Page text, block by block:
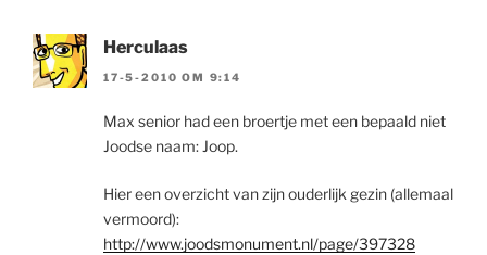
Herculaas
17-5-2010 OM 9:14
Max senior had een broertje met een bepaald niet
Joodse naam: Joop.
Hier een overzicht van zijn ouderlijk gezin (allemaal
vermoord):
http://www.joodsmonument.nl/page/397328